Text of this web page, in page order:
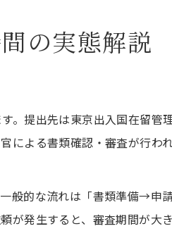
入国管理局の最新公表データ活
在留審査処理期間の調べ方と
オンラインでの審査状況確認
ビザ申請の進捗を効率的に追
入国管理局の審査状況確認方
の実態解説
。提出先は東京出入国在留
による書類確認・審査が行
般的な流れは「書類準備→
発生すると、審査期間が大